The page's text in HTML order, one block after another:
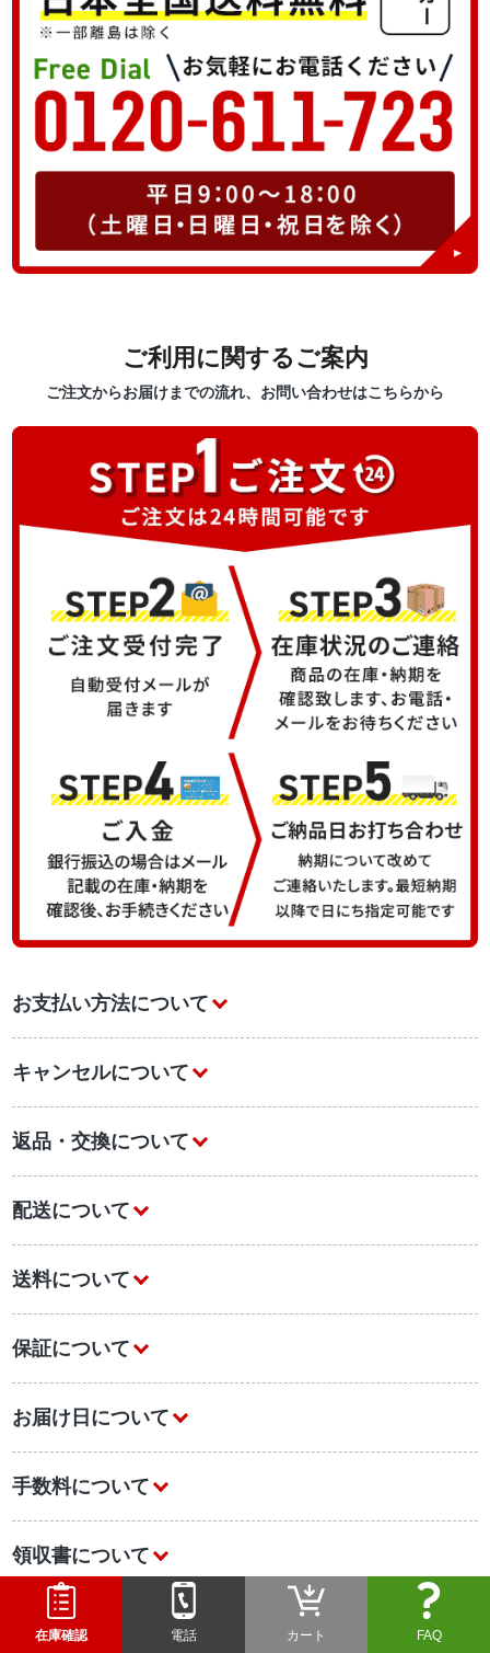
ご利用に関するご案内
ご注文からお届けまでの流れ、お問い合わせはこちらから
お支払い方法について
キャンセルについて
返品・交換について
配送について
送料について
保証について
お届け日について
手数料について
領収書について
初めての方へ
在庫確認 電話 カート FAQ